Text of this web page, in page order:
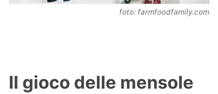
foto: farmfoodfamily.com
Il gioco delle mensole